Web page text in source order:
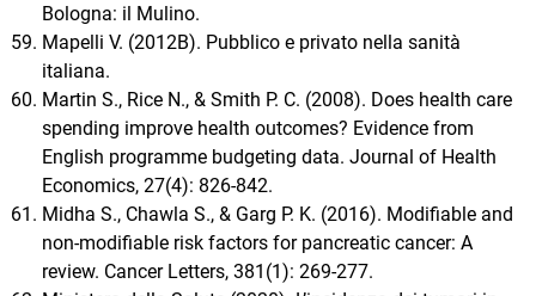
Bologna: il Mulino.
Mapelli V. (2012B). Pubblico e privato nella sanità
italiana.
Martin S., Rice N., & Smith P. C. (2008). Does health care
spending improve health outcomes? Evidence from
English programme budgeting data. Journal of Health
Economics, 27(4): 826-842.
Midha S., Chawla S., & Garg P. K. (2016). Modifiable and
non-modifiable risk factors for pancreatic cancer: A
review. Cancer Letters, 381(1): 269-277.